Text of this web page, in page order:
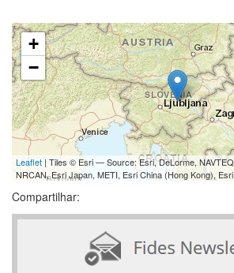
+
−
Leaflet | Tiles © Esri — Source: Esri, DeLorme,
NRCAN, Esri Japan, METI, Esri China (Hong Kong),
Compartilhar: